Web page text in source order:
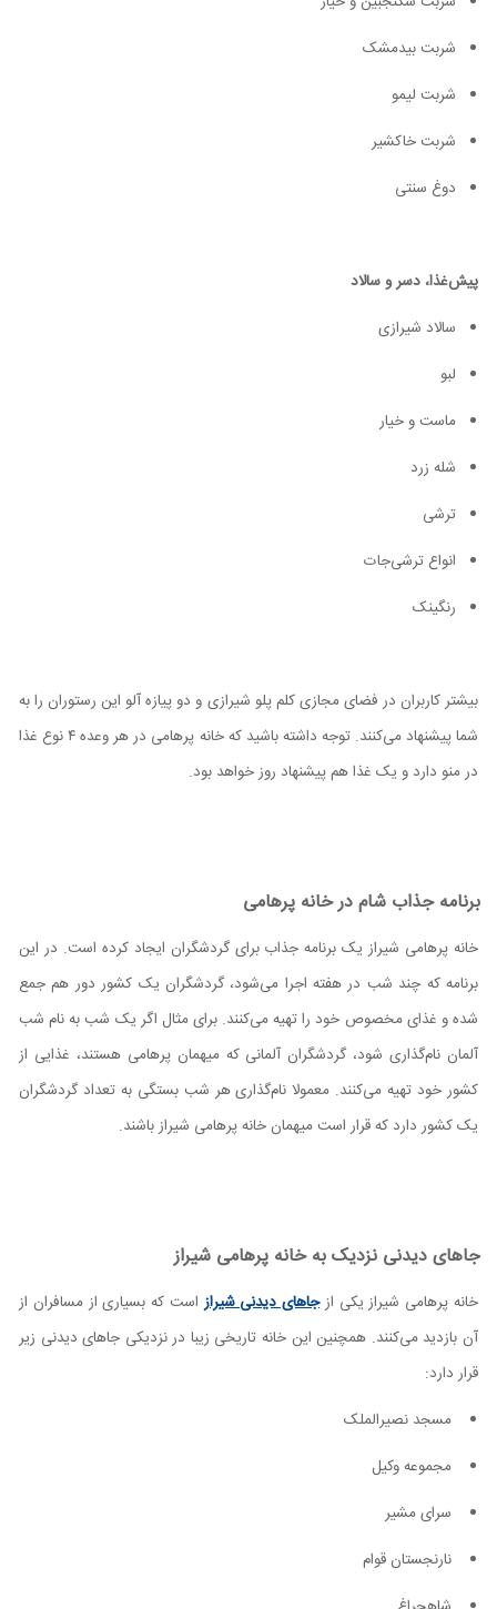
شربت بیدمشک
شربت لیمو
شربت خاکشیر
دوغ سنتی
پیش‌غذا، دسر و سالاد
سالاد شیرازی
لبو
ماست و خیار
شله زرد
ترشی
انواع ترشی‌جات
رنگینک
بیشتر کاربران در فضای مجازی کلم پلو شیرازی و دو پیازه آلو این رستوران را به
شما پیشنهاد می‌کنند. توجه داشته باشید که خانه پرهامی در هر وعده ۴ نوع غذا
در منو دارد و یک غذا هم پیشنهاد روز خواهد بود.
برنامه جذاب شام در خانه پرهامی
خانه پرهامی شیراز یک برنامه جذاب برای گردشگران ایجاد کرده است. در این
برنامه که چند شب در هفته اجرا می‌شود، گردشگران یک کشور دور هم جمع
شده و غذای مخصوص خود را تهیه می‌کنند. برای مثال اگر یک شب به نام شب
آلمان نام‌گذاری شود، گردشگران آلمانی که میهمان پرهامی هستند، غذایی از
کشور خود تهیه می‌کنند. معمولا نام‌گذاری هر شب بستگی به تعداد گردشگران
یک کشور دارد که قرار است میهمان خانه پرهامی شیراز باشند.
جاهای دیدنی نزدیک به خانه پرهامی شیراز
خانه پرهامی شیراز یکی ازجاهای دیدنی شیراز است که بسیاری از مسافران از
آن بازدید می‌کنند. همچنین این خانه تاریخی زیبا در نزدیکی جاهای دیدنی زیر
قرار دارد:
مسجد نصیرالملک
مجموعه وکیل
سرای مشیر
نارنجستان قوام